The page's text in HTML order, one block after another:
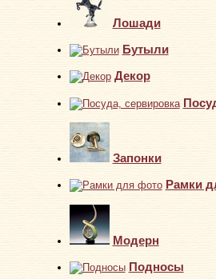
Лошади
Бутыли
Декор
Запонки
Рамки
Модерн
Подносы